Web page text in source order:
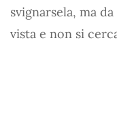
svignarsela, ma
vista e non si